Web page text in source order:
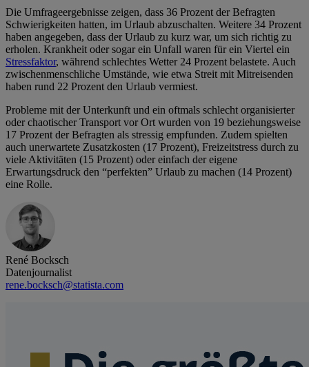
Die Umfrageergebnisse zeigen, dass 36 Prozent der Befragten
Schwierigkeiten hatten, im Urlaub abzuschalten. Weitere 34 Prozent
haben angegeben, dass der Urlaub zu kurz war, um sich richtig zu
erholen. Krankheit oder sogar ein Unfall waren für ein Viertel ein
Stressfaktor, während schlechtes Wetter 24 Prozent belastete. Auch
zwischenmenschliche Umstände, wie etwa Streit mit Mitreisenden
haben rund 22 Prozent den Urlaub vermiest.
Probleme mit der Unterkunft und ein oftmals schlecht organisierter
oder chaotischer Transport vor Ort wurden von 19 beziehungsweise
17 Prozent der Befragten als stressig empfunden. Zudem spielten
auch unerwartete Zusatzkosten (17 Prozent), Freizeitstress durch zu
viele Aktivitäten (15 Prozent) oder einfach der eigene
Erwartungsdruck den “perfekten” Urlaub zu machen (14 Prozent)
eine Rolle.
René Bocksch
Datenjournalist
rene.bocksch@statista.com